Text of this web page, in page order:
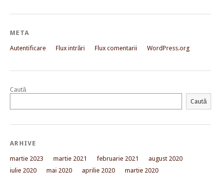
META
Autentificare Flux intrări Flux comentarii WordPress.org
Caută
Caută
ARHIVE
martie 2023 martie 2021 februarie 2021
august 2020
iulie 2020
mai 2020 aprilie 2020
martie 2020